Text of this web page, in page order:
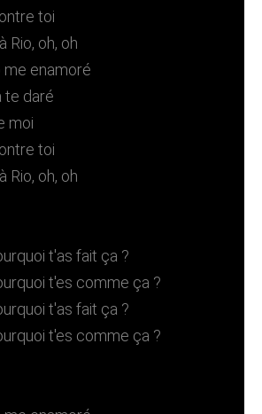
toi
Rio, oh, oh
me enamoré
te daré
moi
toi
Rio, oh, oh
t'as fait ça ?
t'es comme ça ?
t'as fait ça ?
t'es comme ça ?